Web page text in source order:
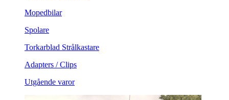
Mopedbilar
Spolare
Torkarblad Strålkastare
Adapters / Clips
Utgående varor